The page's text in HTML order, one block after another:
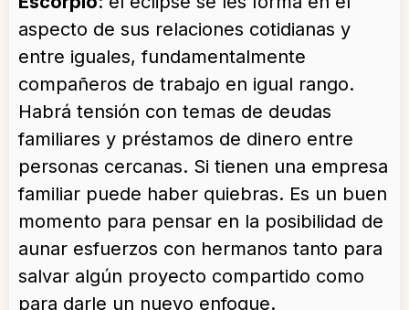
aspecto de sus relaciones cotidianas y
entre iguales, fundamentalmente
compañeros de trabajo en igual rango.
Habrá tensión con temas de deudas
familiares y préstamos de dinero entre
personas cercanas. Si tienen una empresa
familiar puede haber quiebras. Es un buen
momento para pensar en la posibilidad de
aunar esfuerzos con hermanos tanto para
salvar algún proyecto compartido como
para darle un nuevo enfoque.